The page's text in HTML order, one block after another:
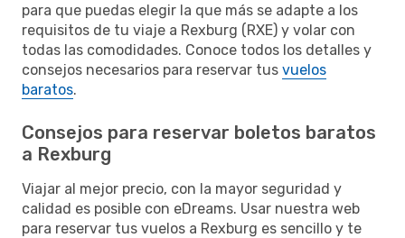
para que puedas elegir la que más se adapte a los
requisitos de tu viaje a Rexburg (RXE) y volar con
todas las comodidades. Conoce todos los detalles y
consejos necesarios para reservar tus vuelos
baratos.
Consejos para reservar boletos baratos
a Rexburg
Viajar al mejor precio, con la mayor seguridad y
calidad es posible con eDreams. Usar nuestra web
para reservar tus vuelos a Rexburg es sencillo y te